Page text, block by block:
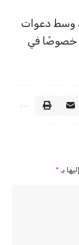
وسط دعوات
خصوصًا في
بـ *